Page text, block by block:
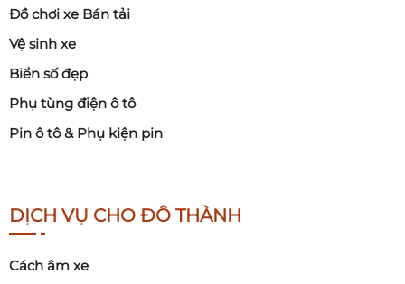
Đồ chơi xe Bán tải
Vệ sinh xe
Biển số đẹp
Phụ tùng điện ô tô
Pin ô tô & Phụ kiện pin
DỊCH VỤ CHO ĐÔ THÀNH
Cách âm xe